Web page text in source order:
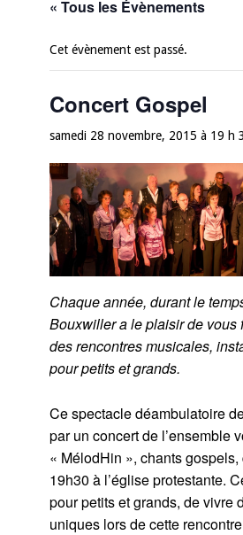
« Tous les Évènements
Cet évènement est passé.
Concert Gospel
samedi 28 novembre, 2015 à 19 h
Chaque année, durant le
Bouxwiller a le plaisir de vous
des rencontres musicales,
pour petits et grands.
Ce spectacle déambulatoire
par un concert de l’ensemble
« MélodHin », chants
19h30 à l’église protestante.
pour petits et grands, de vivre
uniques lors de cette